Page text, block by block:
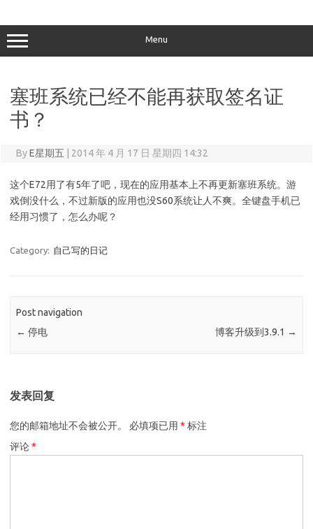
Menu
塞班系统已经不能再获取签名证
书？
ByE星期五 2014 年 4 月 17 日 星期四 14:32
这个E72用了有5年了吧，现在的应用基本上不再更新塞班系统。游
戏倒没什么，不过新版的应用也没S60系统让人不爽。全键盘手机已
经用习惯了，怎么办呢？
Category: 自己写的日记
Post navigation
← 停电 博客升级到3.9.1 →
发表回复
您的邮箱地址不会被公开。 必填项已用 * 标注
评论*